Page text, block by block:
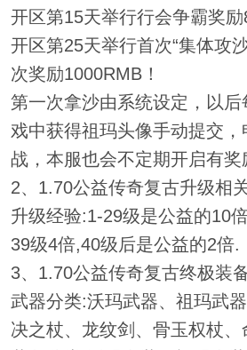
开区第15天举行行会争霸奖励
开区第25天举行首次“集体攻
次奖励1000RMB！
第一次拿沙由系统设定，以
戏中获得祖玛头像手动提交
战，本服也会不定期开启有奖
2、1.70公益传奇复古升级相
升级经验:1-29级是公益的10
39级4倍,40级后是公益的2倍.
3、1.70公益传奇复古终极装
武器分类:沃玛武器、祖玛武
决之杖、龙纹剑、骨玉权杖、